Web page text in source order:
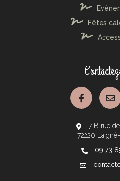
Fêtes
7 B rue
72220
09 73